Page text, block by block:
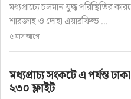
মধ্যপ্রাচ্যে চলমান যুদ্ধ পরিস্থিতির
শারজাহ ও দোহা এয়ারফিল্ড ...
৫ মাস আগে
মধ্যপ্রাচ্য সংকটে এ পর্যন্ত
২৩০ ফ্লাইট